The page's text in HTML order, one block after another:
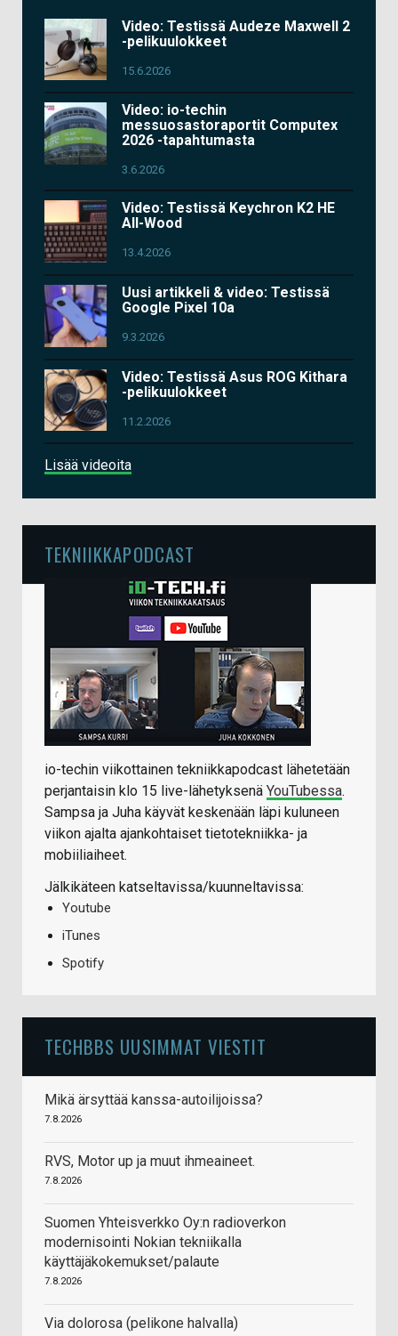
Video: Testissä Audeze Maxwell 2
-pelikuulokkeet
15.6.2026
Video: io-techin
messuosastoraportit Computex
2026 -tapahtumasta
3.6.2026
Video: Testissä Keychron K2 HE
All-Wood
13.4.2026
Uusi artikkeli & video: Testissä
Google Pixel 10a
9.3.2026
Video: Testissä Asus ROG Kithara
-pelikuulokkeet
11.2.2026
Lisää videoita
TEKNIIKKAPODCAST
io-techin viikottainen tekniikkapodcast lähetetään
perjantaisin klo 15 live-lähetyksenä YouTubessa.
Sampsa ja Juha käyvät keskenään läpi kuluneen
viikon ajalta ajankohtaiset tietotekniikka- ja
mobiiliaiheet.
Jälkikäteen katseltavissa/kuunneltavissa:
Youtube
iTunes
Spotify
TECHBBS UUSIMMAT VIESTIT
Mikä ärsyttää kanssa-autoilijoissa?
7.8.2026
RVS, Motor up ja muut ihmeaineet.
7.8.2026
Suomen Yhteisverkko Oy:n radioverkon
modernisointi Nokian tekniikalla
käyttäjäkokemukset/palaute
7.8.2026
Via dolorosa (pelikone halvalla)